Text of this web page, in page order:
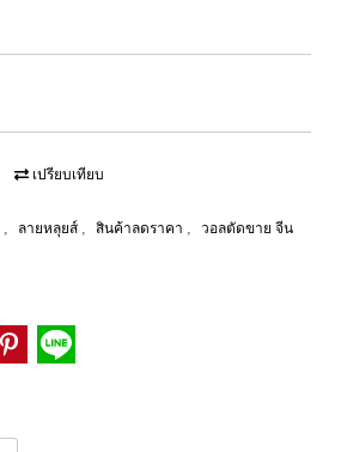
เปรียบเทียบ
, ลายหลุยส์ , สินค้าลดราคา ,
วอลตัดขาย จีน